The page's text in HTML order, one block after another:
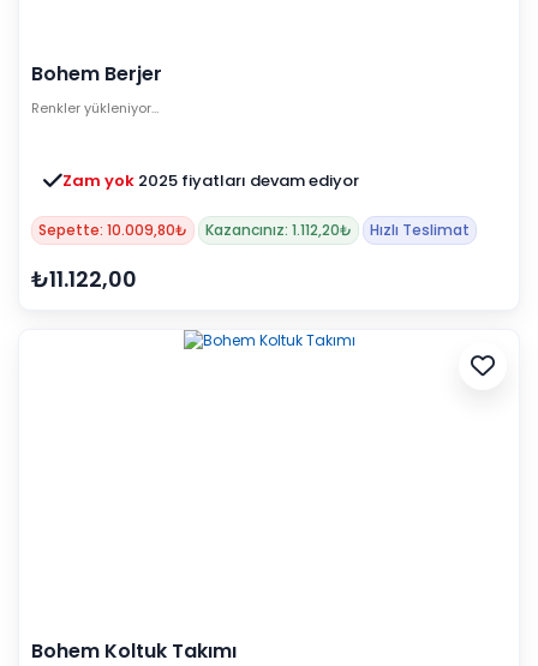
Bohem Berjer
Renkler yükleniyor…
Zam yok 2025 fiyatları devam ediyor
Sepette: 10.009,80₺ Kazancınız: 1.112,20₺ Hızlı Teslimat
₺11.122,00
Bohem Koltuk Takımı